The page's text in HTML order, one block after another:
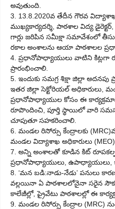
అవుతుంది.
3. 13.8.2020వ తేదీన గౌరవ
ముఖ్యకార్యదర్శి, పాఠశాల విద్య డైరెక్టర్,
గార్లు జరిపిన సమీక్షా సమావేశంలో
రకాల అంశాలను ఆయా పాఠశాలల
4. ప్రధానోపాధ్యాయులు వాటిని కిట్లగా
ప్రారంభించాలి.
5. ఇందుకు సమగ్ర శిక్షా జిల్లా అదనపు
ఇతర జిల్లా సెక్టోరియల్ అధికారులు,
ప్రధానోపాధ్యాయుల కోసం ఈ
రూపొందించి, పూర్తి స్థాయిలో వారి
చూపుతూ సహకరించాలి.
6. మండల రిసోర్సు కేంద్రాలకు
మండల విద్యాశాఖ అధికారులు
7. అన్ని అంశాలతో కూడిన కిట్
ప్రధానోపాధ్యాయులు, ఉపాధ్యాయులు,
8. ‘మన బడి:నాడు-నేడు’ పనులు
వల్లయినా ఏ పాఠశాలలోనైనా సరైన
కాలేజీల్లో, ప్రైవేటు పాఠశాలల్లో ఈ
9. మండల రిసోర్సు కేంద్రాల (MRC)